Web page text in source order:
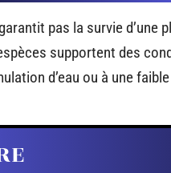
pas la survie d’une
supportent des
d’eau ou à une